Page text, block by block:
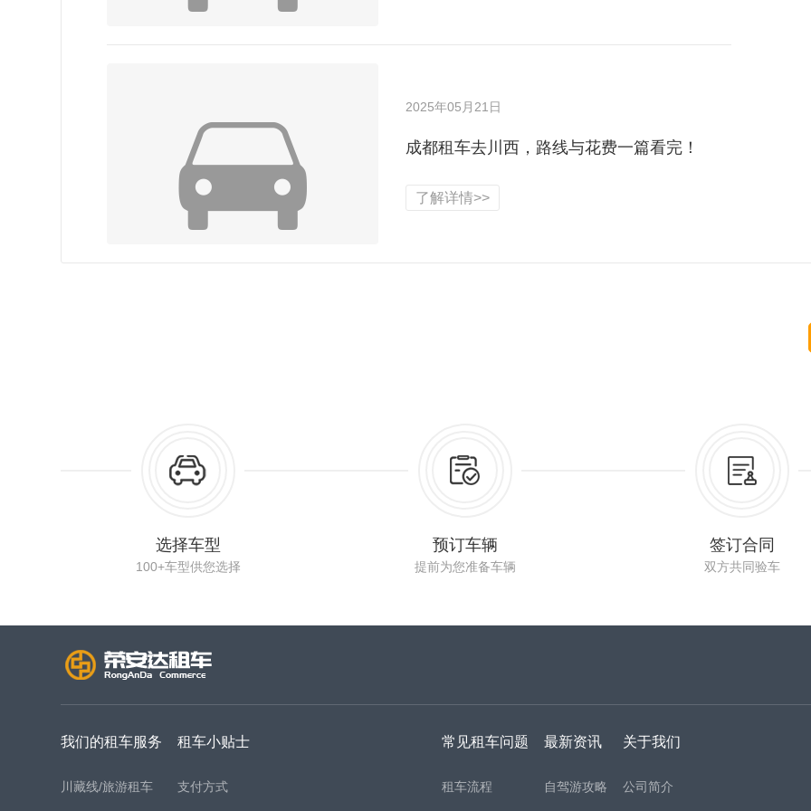
2025年05月21日
成都租车去川西，路线与花费一篇看完！
了解详情>>
选择车型
100+车型供您选择
预订车辆
提前为您准备车辆
签订合同
双方共同验车
我们的租车服务
川藏线/旅游租车
租车小贴士
支付方式
常见租车问题
租车流程
最新资讯
自驾游攻略
关于我们
公司简介